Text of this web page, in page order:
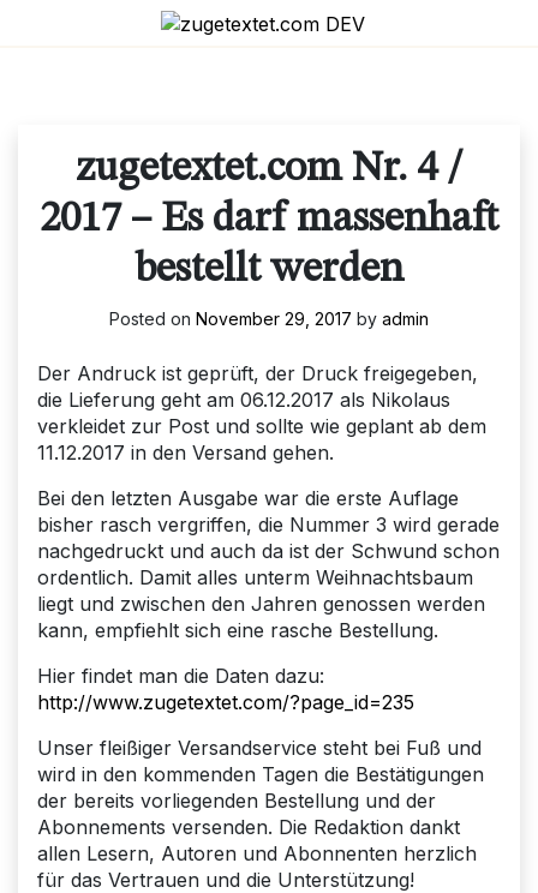
zugetextet.com Nr. 4 /
2017 – Es darf massenhaft
bestellt werden
Posted on November 29, 2017 by admin
Der Andruck ist geprüft, der Druck freigegeben,
die Lieferung geht am 06.12.2017 als Nikolaus
verkleidet zur Post und sollte wie geplant ab dem
11.12.2017 in den Versand gehen.
Bei den letzten Ausgabe war die erste Auflage
bisher rasch vergriffen, die Nummer 3 wird gerade
nachgedruckt und auch da ist der Schwund schon
ordentlich. Damit alles unterm Weihnachtsbaum
liegt und zwischen den Jahren genossen werden
kann, empfiehlt sich eine rasche Bestellung.
Hier findet man die Daten dazu:
http://www.zugetextet.com/?page_id=235
Unser fleißiger Versandservice steht bei Fuß und
wird in den kommenden Tagen die Bestätigungen
der bereits vorliegenden Bestellung und der
Abonnements versenden. Die Redaktion dankt
allen Lesern, Autoren und Abonnenten herzlich
für das Vertrauen und die Unterstützung!